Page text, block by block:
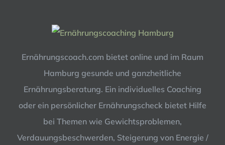
Ernährungscoach.com bietet online und im Raum
Hamburg gesunde und ganzheitliche
Ernährungsberatung. Ein individuelles Coaching
oder ein persönlicher Ernährungscheck bietet Hilfe
bei Themen wie Gewichtsproblemen,
Verdauungsbeschwerden, Steigerung von Energie /